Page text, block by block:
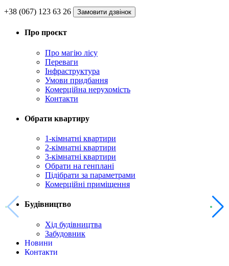
+38 (067) 123 63 26 Замовити дзвінок
Про проєкт
Про магію ліcу
Переваги
Інфраструктура
Умови придбання
Комерційна нерухомість
Контакти
Обрати квартиру
1-кімнатні квартири
2-кімнатні квартири
3-кімнатні квартири
Обрати на генплані
Підібрати за параметрами
Комерційні приміщення
Будівництво
Хід будівництва
Забудовник
Новини
Контакти